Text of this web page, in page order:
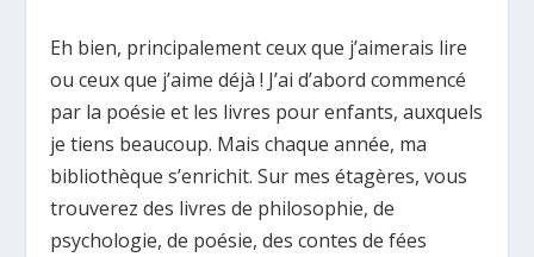
Eh bien, principalement ceux que j’aimerais lire
ou ceux que j’aime déjà ! J’ai d’abord commencé
par la poésie et les livres pour enfants, auxquels
je tiens beaucoup. Mais chaque année, ma
bibliothèque s’enrichit. Sur mes étagères, vous
trouverez des livres de philosophie, de
psychologie, de poésie, des contes de fées